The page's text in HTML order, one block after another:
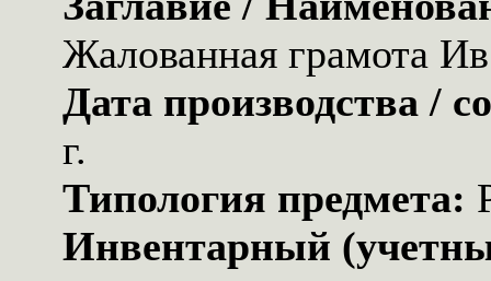
Жалованная грамота
Дата производства /
г.
Типология предмета:
Инвентарный